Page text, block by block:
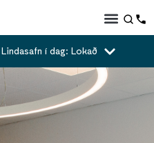
í dag: Lokað